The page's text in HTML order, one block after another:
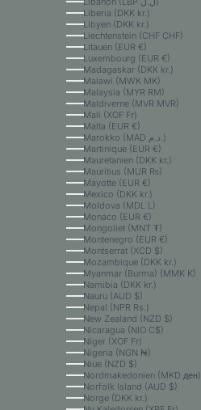
Liberia (DKK kr.)
Libyen (DKK kr.)
Liechtenstein (CHF CHF)
Litauen (EUR €)
Luxembourg (EUR €)
Madagaskar (DKK kr.)
Malawi (MWK MK)
Malaysia (MYR RM)
Maldiverne (MVR MVR)
Mali (XOF Fr)
Malta (EUR €)
Marokko (MAD د.م.)
Martinique (EUR €)
Mauretanien (DKK kr.)
Mauritius (MUR ₨)
Mayotte (EUR €)
Mexico (DKK kr.)
Moldova (MDL L)
Monaco (EUR €)
Mongoliet (MNT ₮)
Montenegro (EUR €)
Montserrat (XCD $)
Mozambique (DKK kr.)
Myanmar (Burma) (MMK K)
Namibia (DKK kr.)
Nauru (AUD $)
Nepal (NPR Rs.)
New Zealand (NZD $)
Nicaragua (NIO C$)
Niger (XOF Fr)
Nigeria (NGN ₦)
Niue (NZD $)
Nordmakedonien (MKD ден)
Norfolk Island (AUD $)
Norge (DKK kr.)